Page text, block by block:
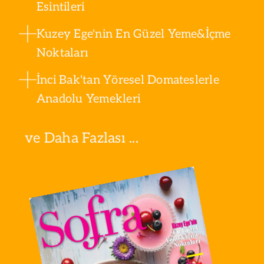
Esintileri
Kuzey Ege'nin En Güzel Yeme&İçme
Noktaları
İnci Bak'tan Yöresel Domateslerle
Anadolu Yemekleri
ve Daha Fazlası ...